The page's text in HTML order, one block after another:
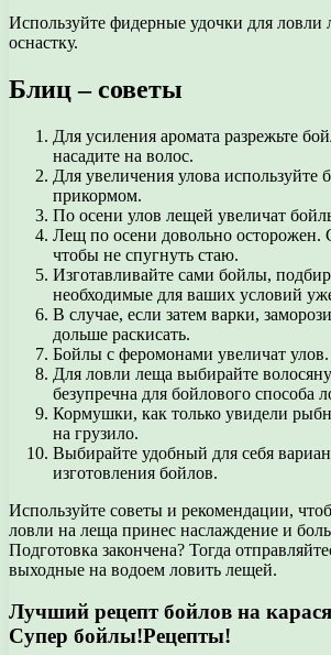
Используйте фидерные удочки для
оснастку.
Блиц – советы
Для усиления аромата разрежьте
насадите на волос.
Для увеличения улова используйте
прикормом.
По осени улов лещей увеличат
Лещ по осени довольно осторожен.
чтобы не спугнуть стаю.
Изготавливайте сами бойлы,
необходимые для ваших условий
В случае, если затем варки,
дольше раскисать.
Бойлы с феромонами увеличат улов.
Для ловли леща выбирайте
безупречна для бойлового способа
Кормушки, как только увидели
на грузило.
Выбирайте удобный для себя
изготовления бойлов.
Используйте советы и рекомендации,
ловли на леща принес наслаждение и
Подготовка закончена? Тогда
выходные на водоем ловить лещей.
Лучший рецепт бойлов на
Супер бойлы!Рецепты!